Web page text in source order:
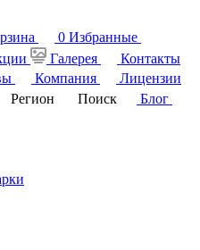
0 Избранные
Галерея
Контакты
Компания
Лицензии
Регион Поиск
Блог